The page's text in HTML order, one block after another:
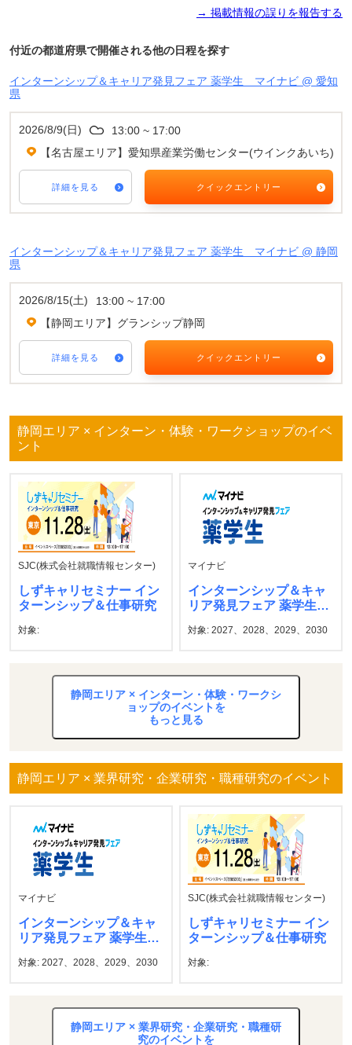
→ 掲載情報の誤りを報告する
付近の都道府県で開催される他の日程を探す
インターンシップ＆キャリア発見フェア 薬学生 マイナビ @ 愛知
県
2026/8/9(日)
13:00 ~ 17:00
【名古屋エリア】愛知県産業労働センター(ウインクあいち)
詳細を見る クイックエントリー
インターンシップ＆キャリア発見フェア 薬学生 マイナビ @ 静岡
県
2026/8/15(土)
13:00 ~ 17:00
【静岡エリア】グランシップ静岡
詳細を見る クイックエントリー
静岡エリア × インターン・体験・ワークショップのイベ
ント
SJC(株式会社就職情報センター)
しずキャリセミナー イン
ターンシップ＆仕事研究
対象:
マイナビ
インターンシップ＆キャ
リア発見フェア 薬学生
対象: 2027、2028、2029、2030
静岡エリア × インターン・体験・ワークシ
ョップのイベントを
もっと見る
静岡エリア × 業界研究・企業研究・職種研究のイベント
マイナビ
インターンシップ＆キャ
リア発見フェア 薬学生
対象: 2027、2028、2029、2030
SJC(株式会社就職情報センター)
しずキャリセミナー イン
ターンシップ＆仕事研究
対象:
静岡エリア × 業界研究・企業研究・職種研
究のイベントを